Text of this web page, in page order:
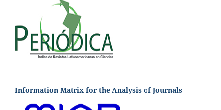
Information Matrix for the Analysis of Journals